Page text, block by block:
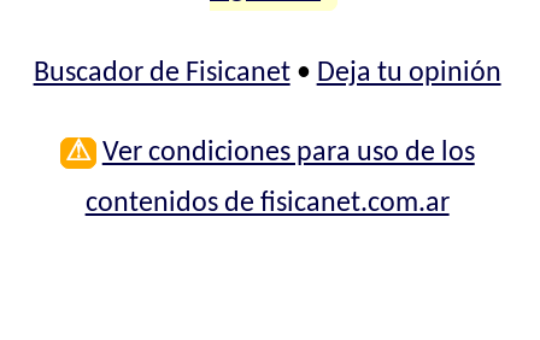
Buscador de Fisicanet• Deja tu opinión
⚠ Ver condiciones para uso de los
contenidos de fisicanet.com.ar